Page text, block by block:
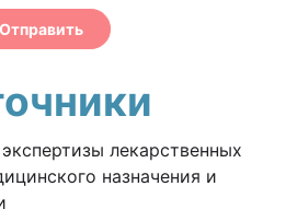
Отправить
лекарственных
назначения и